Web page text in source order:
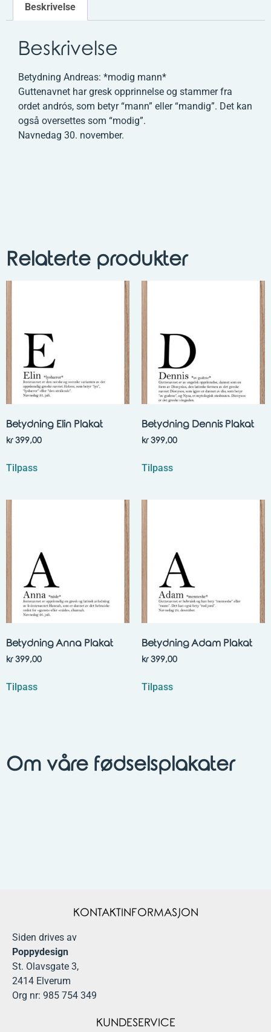
Beskrivelse
Beskrivelse
Betydning Andreas: *modig mann*
Guttenavnet har gresk opprinnelse og stammer fra
ordet andrós, som betyr “mann” eller “mandig”. Det kan
også oversettes som “modig”.
Navnedag 30. november.
Relaterte produkter
Betydning Elin Plakat
kr399,00
Tilpass
Betydning Dennis Plakat
kr399,00
Tilpass
Betydning Anna Plakat
kr399,00
Tilpass
Betydning Adam Plakat
kr399,00
Tilpass
Om våre fødselsplakater
KONTAKTINFORMASJON
Siden drives av
Poppydesign
St. Olavsgate 3,
2414 Elverum
Org nr: 985 754 349
KUNDESERVICE